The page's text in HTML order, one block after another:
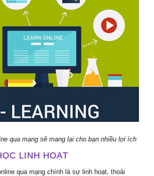
qua mạng sẽ mang lại cho bạn nhiều lợi ích
LINH HOẠT
qua mạng chính là sự linh hoạt, thoải